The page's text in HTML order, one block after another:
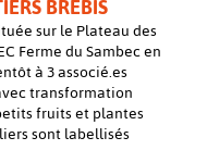
sur le Plateau des
Ferme du Sambec en
à 3 associé.es
transformation
fruits et plantes
sont labellisés